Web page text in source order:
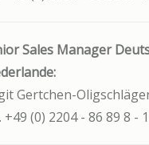
Sales Manager
Gertchen-
+49 (0) 2204 - 86 89 8 -